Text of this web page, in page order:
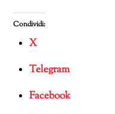
Condividi:
X
Telegram
Facebook